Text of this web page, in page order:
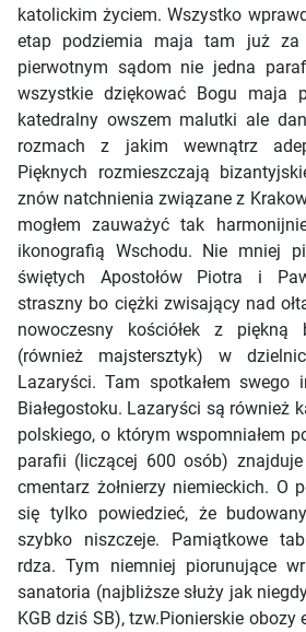
katolickim życiem. Wszystko
etap podziemia maja tam już za
pierwotnym sądom nie jedna
wszystkie dziękować Bogu maja
katedralny owszem malutki ale
rozmach z jakim wewnątrz
Pięknych rozmieszczają
znów natchnienia związane z
mogłem zauważyć tak
ikonografią Wschodu. Nie mniej
świętych Apostołów Piotra i
straszny bo ciężki zwisający nad
nowoczesny kościółek z piękną
(również majstersztyk) w
Lazaryści. Tam spotkałem
Białegostoku. Lazaryści są również
polskiego, o którym wspomniałem
parafii (liczącej 600 osób)
cmentarz żołnierzy niemieckich. O
się tylko powiedzieć, że
szybko niszczeje. Pamiątkowe
rdza. Tym niemniej piorunujące
sanatoria (najbliższe służy jak
KGB dziś SB), tzw.Pionierskie obozy